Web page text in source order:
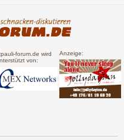
forum.de wird
von:
Anzeige: